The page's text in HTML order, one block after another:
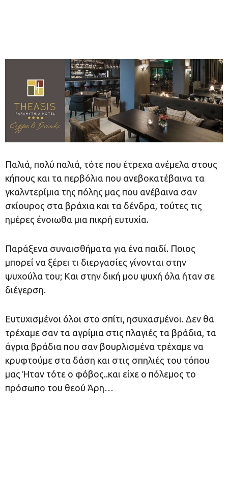
Παλιά, πολύ παλιά, τότε που έτρεχα ανέμελα στους
κήπους και τα περβόλια που ανεβοκατέβαινα τα
γκαλντερίμια της πόλης μας που ανέβαινα σαν
σκίουρος στα βράχια και τα δένδρα, τούτες τις
ημέρες ένοιωθα μια πικρή ευτυχία.
Παράξενα συναισθήματα για ένα παιδί. Ποιος
μπορεί να ξέρει τι διεργασίες γίνονται στην
ψυχούλα του; Και στην δική μου ψυχή όλα ήταν σε
διέγερση.
Ευτυχισμένοι όλοι στο σπίτι, ησυχασμένοι. Δεν θα
τρέχαμε σαν τα αγρίμια στις πλαγιές τα βράδια, τα
άγρια βράδια που σαν βουρλισμένα τρέχαμε να
κρυφτούμε στα δάση και στις σπηλιές του τόπου
μας Ήταν τότε ο φόβος..και είχε ο πόλεμος το
πρόσωπο του θεού Άρη…